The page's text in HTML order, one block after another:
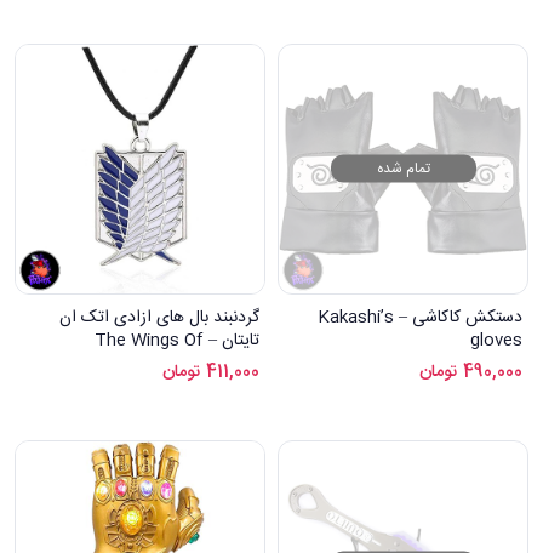
تمام شده
دستکش کاکاشی – Kakashi’s
gloves
490,000 تومان
گردنبند بال های ازادی اتک ان
تایتان – The Wings Of
Freedom necklace
411,000 تومان